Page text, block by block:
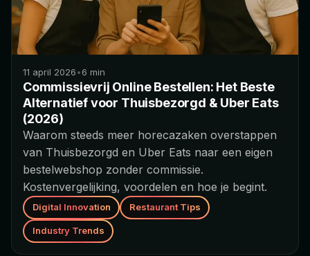
11 april 2026•6 min
Commissievrij Online Bestellen: Het Beste
Alternatief voor Thuisbezorgd & Uber Eats
(2026)
Waarom steeds meer horecazaken overstappen
van Thuisbezorgd en Uber Eats naar een eigen
bestelwebshop zonder commissie.
Kostenvergelijking, voordelen en hoe je begint.
Digital Innovation Restaurant Tips
Industry Trends